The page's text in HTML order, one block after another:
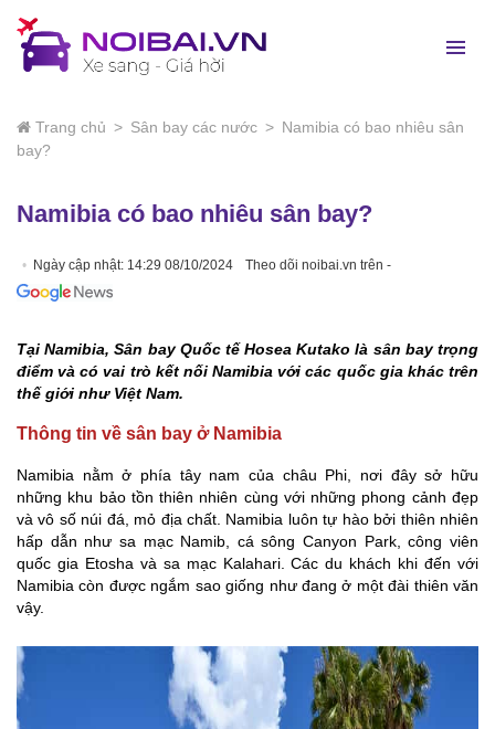
Trang chủ > Sân bay các nước > Namibia có bao nhiêu sân
bay?
Namibia có bao nhiêu sân bay?
Ngày cập nhật: 14:29 08/10/2024 Theo dõi noibai.vn trên -
Tại Namibia, Sân bay Quốc tế Hosea Kutako là sân bay trọng
điểm và có vai trò kết nối Namibia với các quốc gia khác trên
thế giới như Việt Nam.
Thông tin về sân bay ở Namibia
Namibia nằm ở phía tây nam của châu Phi, nơi đây sở hữu
những khu bảo tồn thiên nhiên cùng với những phong cảnh đẹp
và vô số núi đá, mỏ địa chất. Namibia luôn tự hào bởi thiên nhiên
hấp dẫn như sa mạc Namib, cá sông Canyon Park, công viên
quốc gia Etosha và sa mạc Kalahari. Các du khách khi đến với
Namibia còn được ngắm sao giống như đang ở một đài thiên văn
vậy.